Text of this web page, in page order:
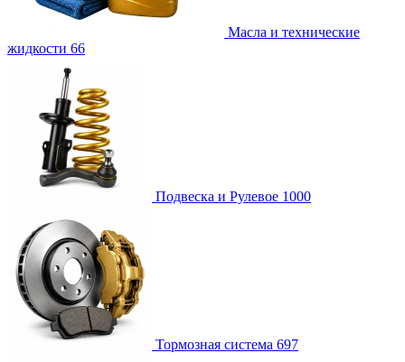
Масла и технические
жидкости 66
Подвеска и Рулевое 1000
Тормозная система 697